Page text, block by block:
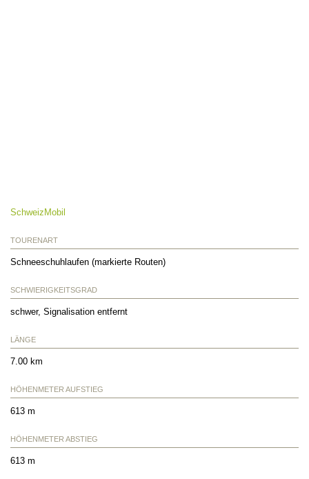
SchweizMobil
TOURENART
Schneeschuhlaufen (markierte Routen)
SCHWIERIGKEITSGRAD
schwer, Signalisation entfernt
LÄNGE
7.00 km
HÖHENMETER AUFSTIEG
613 m
HÖHENMETER ABSTIEG
613 m